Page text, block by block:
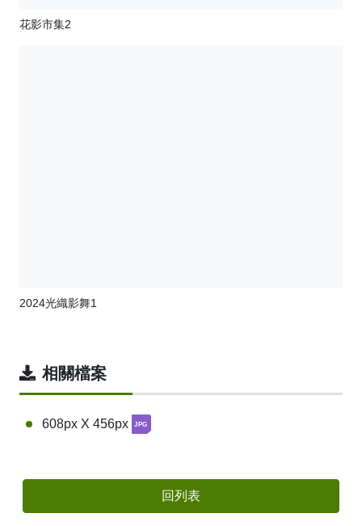
花影市集2
2024光織影舞1
相關檔案
608px X 456px
回列表